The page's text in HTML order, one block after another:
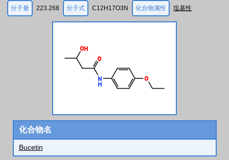
分子量 223.268 分子式 C12H17O3N 化合物属性 塩基性
化合物名
Bucetin